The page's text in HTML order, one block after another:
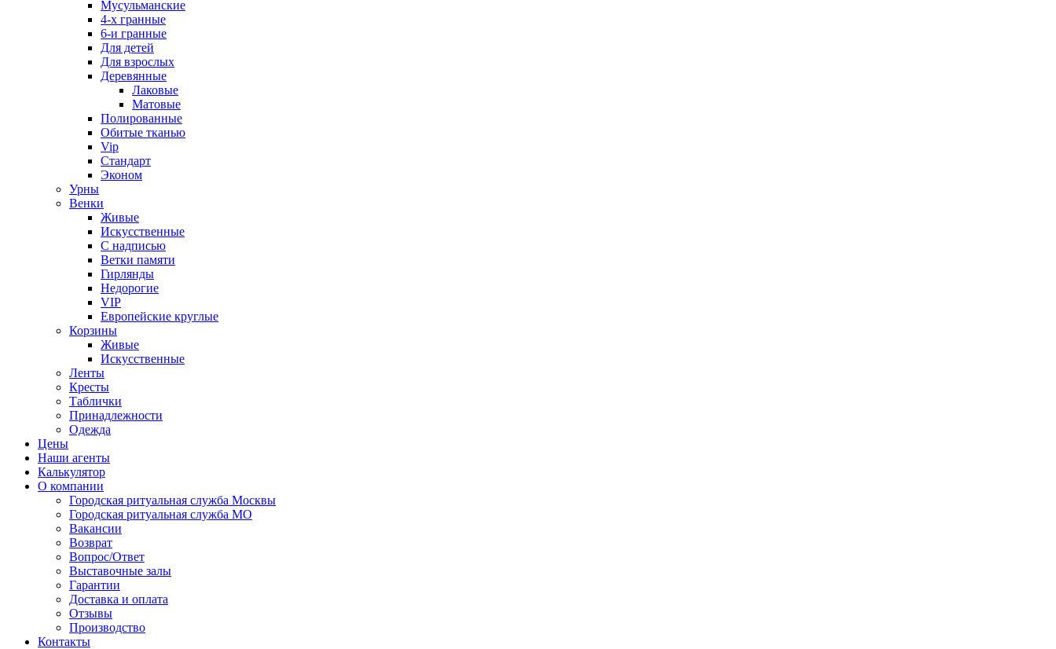
Мусульманские
4-х гранные
6-и гранные
Для детей
Для взрослых
Деревянные
Лаковые
Матовые
Полированные
Обитые тканью
Vip
Стандарт
Эконом
Урны
Венки
Живые
Искусственные
С надписью
Ветки памяти
Гирлянды
Недорогие
VIP
Европейские круглые
Корзины
Живые
Искусственные
Ленты
Кресты
Таблички
Принадлежности
Одежда
Цены
Наши агенты
Калькулятор
О компании
Городская ритуальная служба Москвы
Городская ритуальная служба МО
Вакансии
Возврат
Вопрос/Ответ
Выставочные залы
Гарантии
Доставка и оплата
Отзывы
Производство
Контакты